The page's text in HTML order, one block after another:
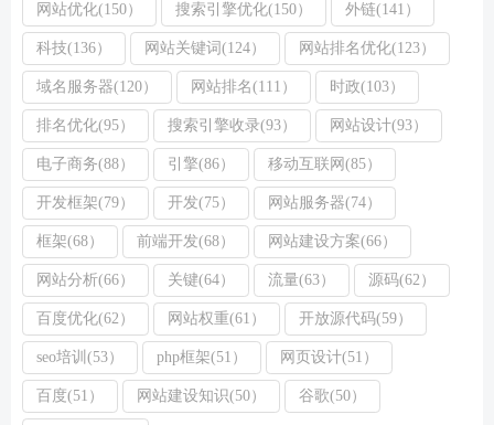
网站优化(150） 搜索引擎优化(150） 外链(141）
科技(136） 网站关键词(124） 网站排名优化(123）
域名服务器(120） 网站排名(111） 时政(103）
排名优化(95） 搜索引擎收录(93） 网站设计(93）
电子商务(88） 引擎(86） 移动互联网(85）
开发框架(79） 开发(75） 网站服务器(74）
框架(68） 前端开发(68） 网站建设方案(66）
网站分析(66） 关键(64） 流量(63） 源码(62）
百度优化(62） 网站权重(61） 开放源代码(59）
seo培训(53） php框架(51） 网页设计(51）
百度(51） 网站建设知识(50） 谷歌(50）